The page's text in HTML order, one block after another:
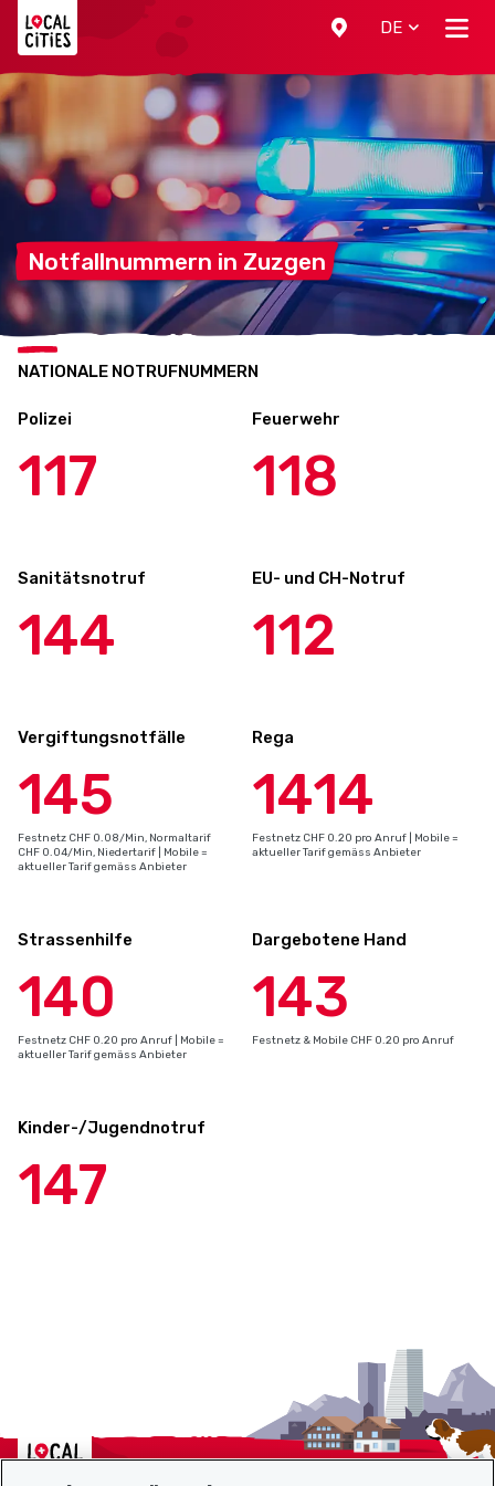
DE
Notfallnummern in Zuzgen
NATIONALE NOTRUFNUMMERN
Polizei
117
Feuerwehr
118
Sanitätsnotruf
144
EU- und CH-Notruf
112
Vergiftungsnotfälle
145
Festnetz CHF 0.08/Min, Normaltarif
CHF 0.04/Min, Niedertarif | Mobile =
aktueller Tarif gemäss Anbieter
Rega
1414
Festnetz CHF 0.20 pro Anruf | Mobile =
aktueller Tarif gemäss Anbieter
Strassenhilfe
140
Festnetz CHF 0.20 pro Anruf | Mobile =
aktueller Tarif gemäss Anbieter
Dargebotene Hand
143
Festnetz & Mobile CHF 0.20 pro Anruf
Kinder-/Jugendnotruf
147
Localcities